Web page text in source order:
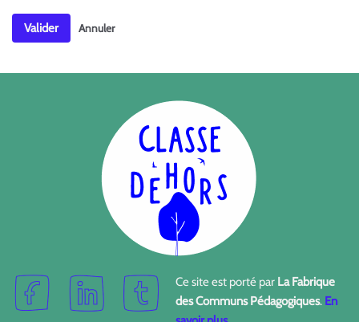
Valider Annuler
Ce site est porté par La Fabrique
des Communs Pédagogiques. En